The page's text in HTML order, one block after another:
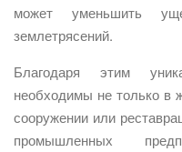
может уменьшить
землетрясений.
Благодаря этим
необходимы не только в
сооружении или
промышленных